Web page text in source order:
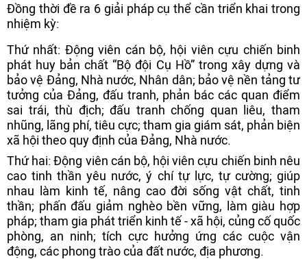
Đồng thời đề ra 6 giải pháp cụ thể cần triển khai trong
nhiệm kỳ:
Thứ nhất: Động viên cán bộ, hội viên cựu chiến binh
phát huy bản chất “Bộ đội Cụ Hồ” trong xây dựng và
bảo vệ Đảng, Nhà nước, Nhân dân; bảo vệ nền tảng tư
tưởng của Đảng, đấu tranh, phản bác các quan điểm
sai trái, thù địch; đấu tranh chống quan liêu, tham
nhũng, lãng phí, tiêu cực; tham gia giám sát, phản biện
xã hội theo quy định của Đảng, Nhà nước.
Thứ hai: Động viên cán bộ, hội viên cựu chiến binh nêu
cao tinh thần yêu nước, ý chí tự lực, tự cường; giúp
nhau làm kinh tế, nâng cao đời sống vật chất, tinh
thần; phấn đấu giảm nghèo bền vững, làm giàu hợp
pháp; tham gia phát triển kinh tế - xã hội, củng cố quốc
phòng, an ninh; tích cực hưởng ứng các cuộc vận
động, các phong trào của đất nước, địa phương.